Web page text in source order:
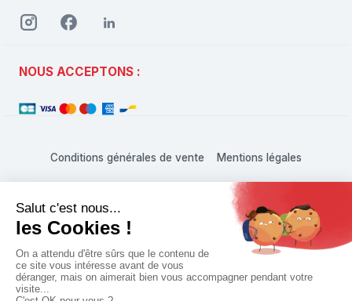
NOUS ACCEPTONS :
Conditions générales de vente Mentions légales
L'abus d'alcool est dangereux pour la santé, à consommer